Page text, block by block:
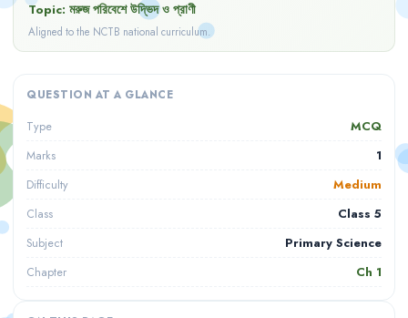
Topic: মরুজ পরিবেশে উদ্ভিদ ও প্রাণী
Aligned to the NCTB national curriculum.
QUESTION AT A GLANCE
Type MCQ
Marks 1
Difficulty Medium
Class Class 5
Subject Primary Science
Chapter Ch 1